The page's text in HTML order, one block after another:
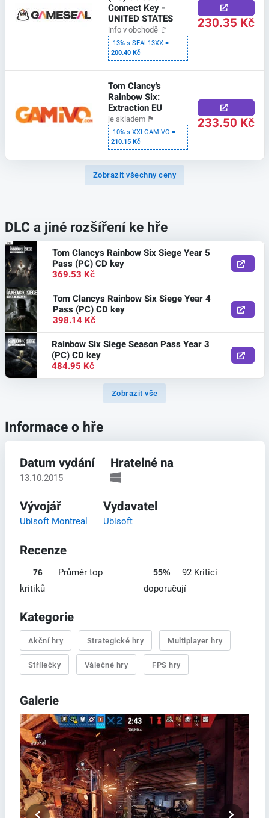
Connect Key -
UNITED STATES
info v obchodě 🚩
-13% s SEAL13XX =
200.40 Kč
230.35 Kč
Tom Clancy's
Rainbow Six:
Extraction EU
je skladem 🏴
-10% s XXLGAMIVO =
210.15 Kč
233.50 Kč
Zobrazit všechny ceny
DLC a jiné rozšíření ke hře
Tom Clancys Rainbow Six Siege Year 5
Pass (PC) CD key
369.53 Kč
Tom Clancys Rainbow Six Siege Year 4
Pass (PC) CD key
398.14 Kč
Rainbow Six Siege Season Pass Year 3
(PC) CD key
484.95 Kč
Zobrazit vše
Informace o hře
Datum vydání
13.10.2015
Hratelné na
Vývojář
Ubisoft Montreal
Vydavatel
Ubisoft
Recenze
76
Průměr top
kritiků
55%
92 Kritici
doporučují
Kategorie
Akční hry Strategické hry Multiplayer hry
Střílečky Válečné hry FPS hry
Galerie